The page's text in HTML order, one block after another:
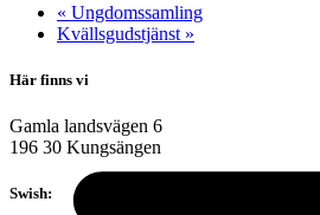
« Ungdomssamling
Kvällsgudstjänst »
Här finns vi
Gamla landsvägen 6
196 30 Kungsängen
Swish: